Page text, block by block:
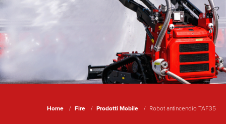
Home Fire Prodotti Mobile Robot antincendio TAF35